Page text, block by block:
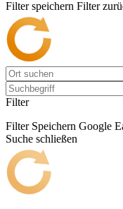
Filter speichern Filter
Filter
Filter Speichern Google
Suche schließen